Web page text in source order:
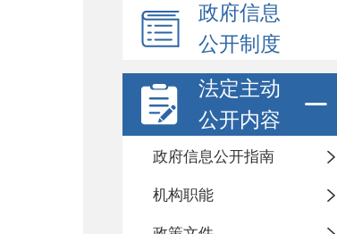
政府信息
公开制度
法定主动
公开内容
政府信息公开指南
机构职能